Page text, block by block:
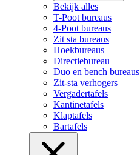
Bekijk alles
T-Poot bureaus
4-Poot bureaus
Zit sta bureaus
Hoekbureaus
Directiebureau
Duo en bench bureaus
Zit-sta verhogers
Vergadertafels
Kantinetafels
Klaptafels
Bartafels